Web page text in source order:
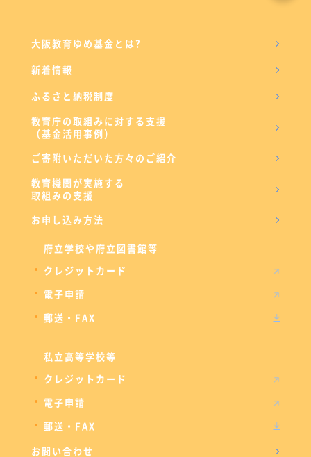
大阪教育ゆめ基金とは?
新着情報
ふるさと納税制度
教育庁の取組みに対する支援
（基金活用事例）
ご寄附いただいた方々のご紹介
教育機関が実施する
取組みの支援
お申し込み方法
府立学校や府立図書館等
クレジットカード
電子申請
郵送・FAX
私立高等学校等
クレジットカード
電子申請
郵送・FAX
お問い合わせ